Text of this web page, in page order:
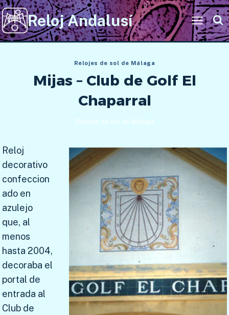
Saltar
al
contenido
Reloj Andalusí
Relojes de sol de Málaga
Mijas – Club de Golf El
Chaparral
Relojes de sol de Málaga
Reloj
decorativo
confeccion
ado en
azulejo
que, al
menos
hasta 2004,
decoraba el
portal de
entrada al
Club de